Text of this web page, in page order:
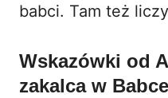
babci. Tam też
Wskazówki od
zakalca w